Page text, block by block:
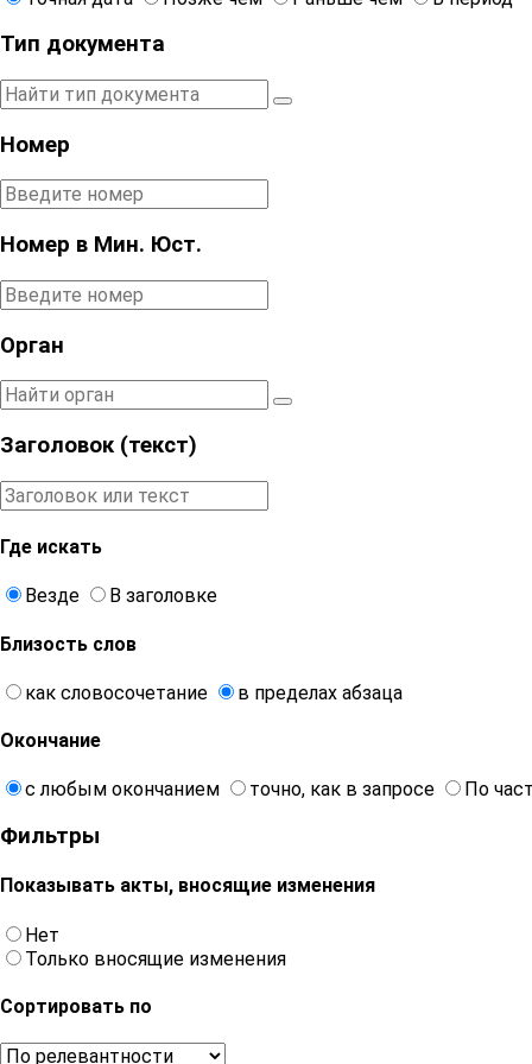
Тип документа
Номер
Номер в Мин. Юст.
Орган
Заголовок (текст)
Где искать
Везде В заголовке
Близость слов
как словосочетание в пределах абзаца
Окончание
с любым окончанием точно, как в запросе По
Фильтры
Показывать акты, вносящие изменения
Нет
Только вносящие изменения
Сортировать по